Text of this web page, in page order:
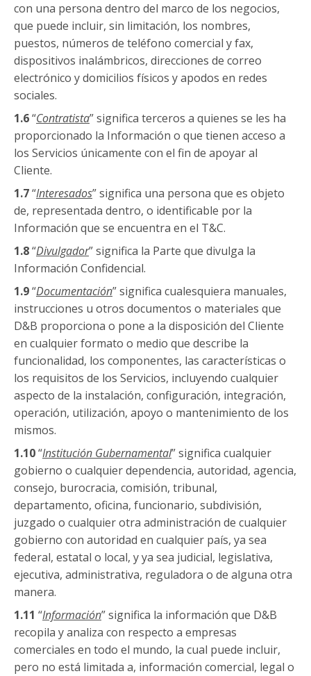
con una persona dentro del marco de los negocios,
que puede incluir, sin limitación, los nombres,
puestos, números de teléfono comercial y fax,
dispositivos inalámbricos, direcciones de correo
electrónico y domicilios físicos y apodos en redes
sociales.
1.6“Contratista” significa terceros a quienes se les ha
proporcionado la Información o que tienen acceso a
los Servicios únicamente con el fin de apoyar al
Cliente.
1.7“Interesados” significa una persona que es objeto
de, representada dentro, o identificable por la
Información que se encuentra en el T&C.
1.8“Divulgador” significa la Parte que divulga la
Información Confidencial.
1.9“Documentación” significa cualesquiera manuales,
instrucciones u otros documentos o materiales que
D&B proporciona o pone a la disposición del Cliente
en cualquier formato o medio que describe la
funcionalidad, los componentes, las características o
los requisitos de los Servicios, incluyendo cualquier
aspecto de la instalación, configuración, integración,
operación, utilización, apoyo o mantenimiento de los
mismos.
1.10“Institución Gubernamental” significa cualquier
gobierno o cualquier dependencia, autoridad, agencia,
consejo, burocracia, comisión, tribunal,
departamento, oficina, funcionario, subdivisión,
juzgado o cualquier otra administración de cualquier
gobierno con autoridad en cualquier país, ya sea
federal, estatal o local, y ya sea judicial, legislativa,
ejecutiva, administrativa, reguladora o de alguna otra
manera.
1.11 “Información” significa la información que D&B
recopila y analiza con respecto a empresas
comerciales en todo el mundo, la cual puede incluir,
pero no está limitada a, información comercial, legal o